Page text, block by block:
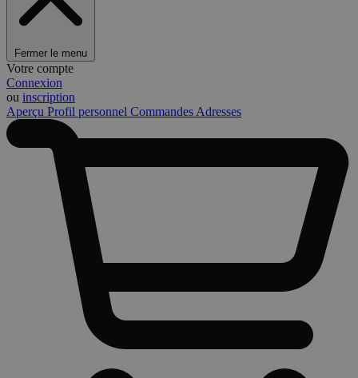
Fermer le menu
Votre compte
Connexion
ou inscription
Aperçu Profil personnel Commandes Adresses